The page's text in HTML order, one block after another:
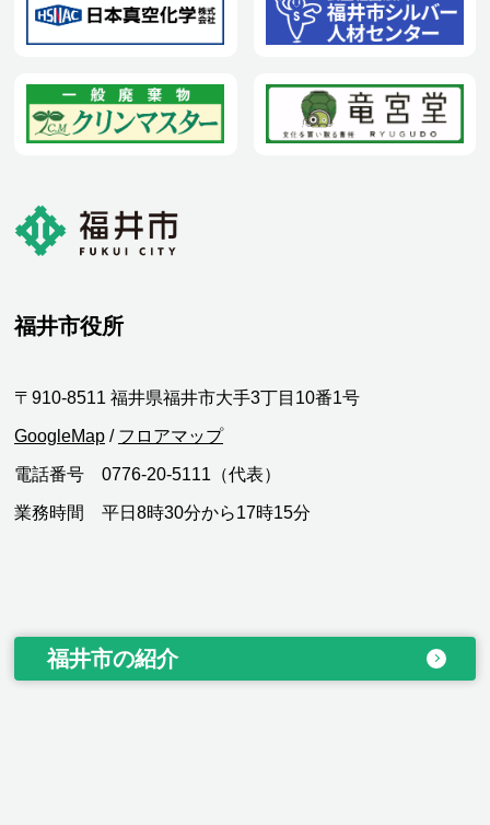
福井市役所
〒910-8511 福井県福井市大手3丁目10番1号
GoogleMap / フロアマップ
電話番号 0776-20-5111（代表）
業務時間 平日8時30分から17時15分
福井市の紹介